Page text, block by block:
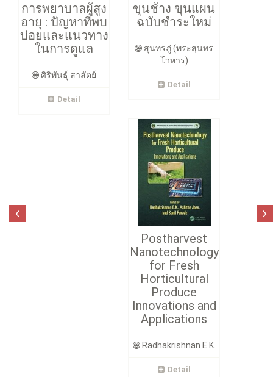
การพยาบาลผู้สูง
อายุ : ปัญหาที่พบ
บ่อยและแนวทาง
ในการดูแล
ศิริพันธุ์ สาสัตย์
Detail
ขุนช้าง ขุนแผน
ฉบับชำระใหม่
สุนทรภู่ (พระสุนทร
โวหาร)
Detail
Postharvest
Nanotechnology
for Fresh
Horticultural
Produce
Innovations and
Applications
Radhakrishnan E.K.
Detail